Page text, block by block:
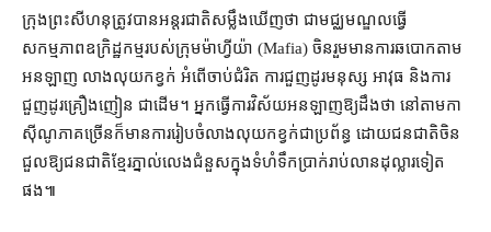
ក្រុងព្រះសីហនុ​ត្រូវ​បាន​អន្តរជាតិ​សម្លឹង​ឃើញថា ជា​មជ្ឈមណ្ឌល​ធ្វើ​
សកម្មភាព​ឧក្រិដ្ឋកម្ម​របស់​ក្រុម​ម៉ាហ្វីយ៉ា (Mafia) ចិន​រួម​មានការ​ឆបោក​តាម​
អនឡាញ លាងលុយកខ្វក់ អំពើ​ចាប់ជំរិត ការ​ជួញដូរ​មនុស្ស អាវុធ និង​ការ​
ជួញដូរ​គ្រឿងញៀន ជាដើម​។ អ្នកធ្វើការ​វិស័យ​អនឡាញ​ឱ្យ​ដឹង​ថា នៅ​តាម​កា
ស៊ីណូ​ភាគច្រើន​ក៏​មាន​ការរៀបចំ​លាងលុយកខ្វក់​ជា​ប្រព័ន្ធ ដោយ​ជនជាតិ​ចិន​
ជួល​ឱ្យ​ជនជាតិ​ខ្មែរ​ភ្នាល់​លេង​ជំនួស​ក្នុង​ទំហំ​ទឹកប្រាក់​រាប់​លាន​ដុល្លារ​ទៀត​
ផង៕